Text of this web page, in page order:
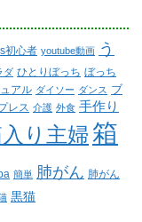
初心者 youtube動画 う
ダ ひとりぼっち ぼっち
アル ダイソー ダンス ブ
レス 介護 外食 手作り
り主婦箱
簡単 肺がん 肺がん
黒猫